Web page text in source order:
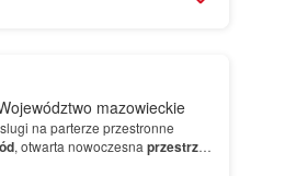
mazowieckie
na parterze przestronne
, otwarta nowoczesna przestrzeń
okolicy l…